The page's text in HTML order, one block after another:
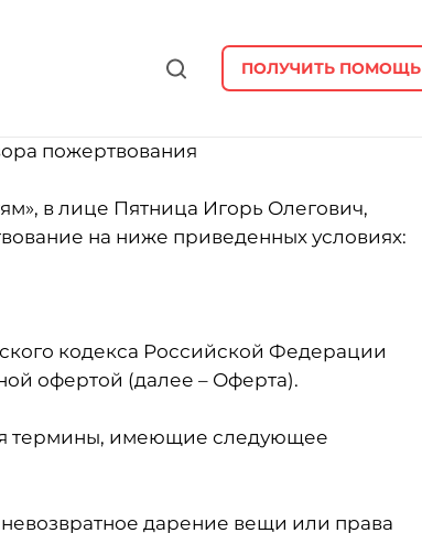
ПОЛУЧИТЬ ПОМОЩЬ
пожертвования
в лице Пятница Игорь Олегович,
на ниже приведенных условиях:
кодекса Российской Федерации
офертой (далее – Оферта).
термины, имеющие следующее
дарение вещи или права